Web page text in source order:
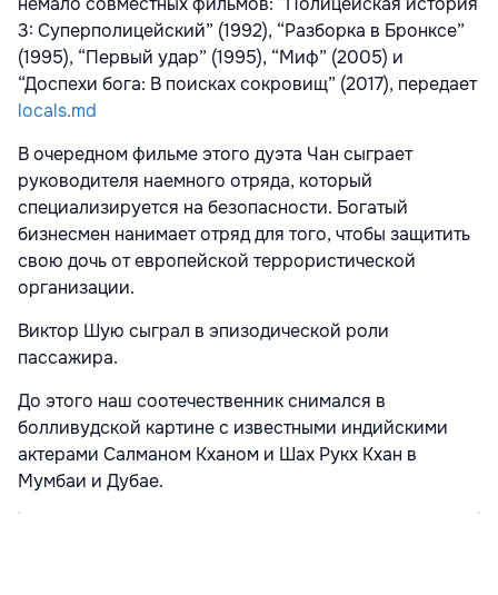
3: Суперполицейский” (1992), “Разборка в Бронксе”
(1995), “Первый удар” (1995), “Миф” (2005) и
“Доспехи бога: В поисках сокровищ” (2017), передает
locals.md
В очередном фильме этого дуэта Чан сыграет
руководителя наемного отряда, который
специализируется на безопасности. Богатый
бизнесмен нанимает отряд для того, чтобы защитить
свою дочь от европейской террористической
организации.
Виктор Шую сыграл в эпизодической роли
пассажира.
До этого наш соотечественник снимался в
болливудской картине с известными индийскими
актерами Салманом Кханом и Шах Рукх Кхан в
Мумбаи и Дубае.